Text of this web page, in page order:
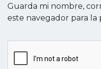
Guarda mi nombre,
este navegador para